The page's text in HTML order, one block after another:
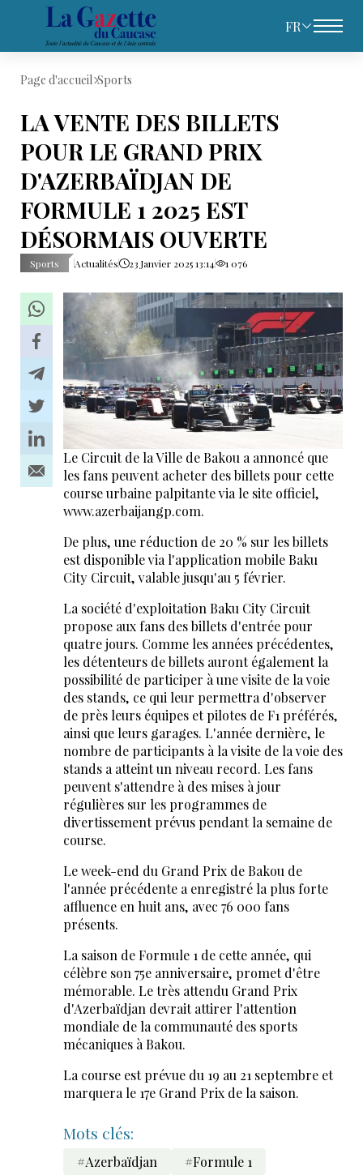
FR
Page d'accueil Sports
LA VENTE DES BILLETS
POUR LE GRAND PRIX
D'AZERBAÏDJAN DE
FORMULE 1 2025 EST
DÉSORMAIS OUVERTE
Sports Actualités 23 Janvier 2025 13:14 1 076
Le Circuit de la Ville de Bakou a annoncé que
les fans peuvent acheter des billets pour cette
course urbaine palpitante via le site officiel,
www.azerbaijangp.com.
De plus, une réduction de 20 % sur les billets
est disponible via l'application mobile Baku
City Circuit, valable jusqu'au 5 février.
La société d'exploitation Baku City Circuit
propose aux fans des billets d'entrée pour
quatre jours. Comme les années précédentes,
les détenteurs de billets auront également la
possibilité de participer à une visite de la voie
des stands, ce qui leur permettra d'observer
de près leurs équipes et pilotes de F1 préférés,
ainsi que leurs garages. L'année dernière, le
nombre de participants à la visite de la voie des
stands a atteint un niveau record. Les fans
peuvent s'attendre à des mises à jour
régulières sur les programmes de
divertissement prévus pendant la semaine de
course.
Le week-end du Grand Prix de Bakou de
l'année précédente a enregistré la plus forte
affluence en huit ans, avec 76 000 fans
présents.
La saison de Formule 1 de cette année, qui
célèbre son 75e anniversaire, promet d'être
mémorable. Le très attendu Grand Prix
d'Azerbaïdjan devrait attirer l'attention
mondiale de la communauté des sports
mécaniques à Bakou.
La course est prévue du 19 au 21 septembre et
marquera le 17e Grand Prix de la saison.
Mots clés:
#Azerbaïdjan #Formule 1